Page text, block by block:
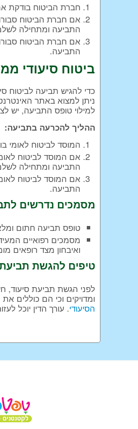
חברת הביטוח בודקת
אם חברת הביטוח
התביעה ומתחילה
אם חברת הביטוח
התביעה.
ביטוח סיעודי
כדי להגיש תביעה לביטוח
ניתן למצוא באתר
למילוי טופס התביעה, יש
ההליך להכרעה בתביעה:
המוסד לביטוח לאומי
אם המוסד לביטוח
התביעה ומתחילה
אם המוסד לביטוח
התביעה.
מסמכים נדרשים
טופס תביעה חתום
מסמכים רפואיים
ואיבחון מצד רופאים
טיפים להגשת
לפני הגשת תביעת סיעוד,
ומדויקים וכי הם כוללים
הסיעודי. עורך הדין יוכל